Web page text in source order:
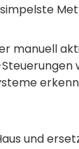
manuell
und